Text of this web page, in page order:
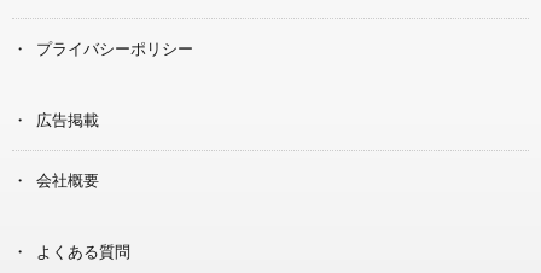
プライバシーポリシー
広告掲載
会社概要
よくある質問